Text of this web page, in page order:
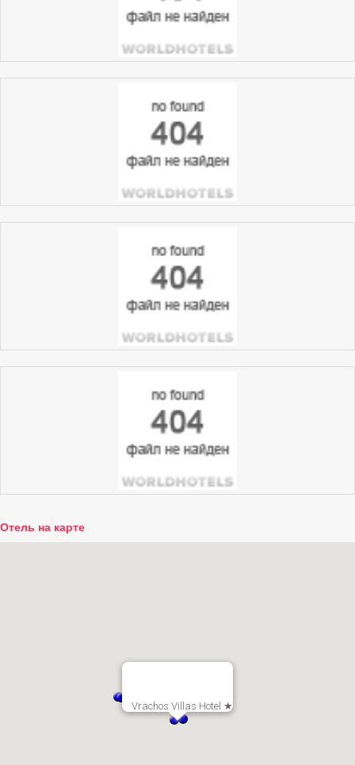
Отель на карте
Vrachos Villas Hotel ★